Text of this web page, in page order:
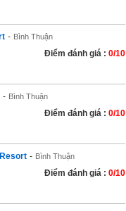
- Bình Thuận
Điểm đánh giá : 0/10
- Bình Thuận
Điểm đánh giá : 0/10
- Bình Thuận
Điểm đánh giá : 0/10